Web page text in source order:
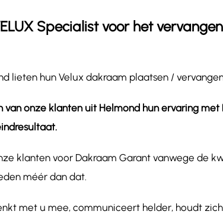
Specialist voor het
lieten hun Velux dakraam plaatsen /
van onze klanten uit Helmond hun ervaring
klanten voor Dakraam Garant vanwege de
méér dan dat.
met u mee, communiceert helder, houdt